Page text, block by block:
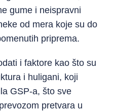
gume i neispravni
od mera koje su do
priprema.
i faktore kao što su
i huligani, koji
GSP-a, što sve
pretvara u